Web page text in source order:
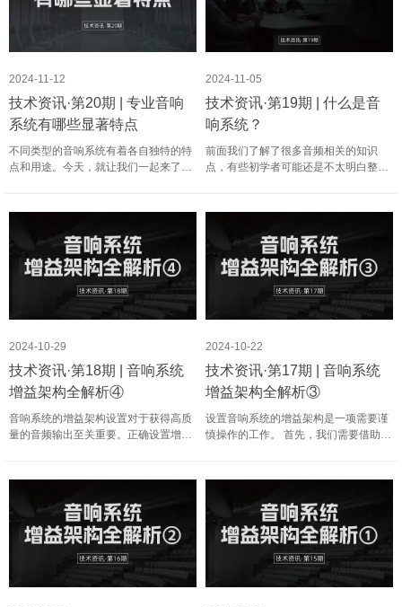
2024-11-12
技术资讯·第20期 | 专业音响
系统有哪些显著特点
不同类型的音响系统有着各自独特的特
点和用途。今天，就让我们一起来了解
剧院、音乐厅、体育馆等，其设计和配
2024-11-05
技术资讯·第19期 | 什么是音
响系统？
前面我们了解了很多音频相关的知识
点，有些初学者可能还是不太明白整个
功能，以及声音在这些部分之间的传递
2024-10-29
技术资讯·第18期 | 音响系统
增益架构全解析④
音响系统的增益架构设置对于获得高质
量的音频输出至关重要。正确设置增益
特别注意。 首先，选择合适的设置方法
2024-10-22
技术资讯·第17期 | 音响系统
增益架构全解析③
设置音响系统的增益架构是一项需要谨
慎操作的工作。 首先，我们需要借助测
是一些常用的音乐曲目。在播放测试信